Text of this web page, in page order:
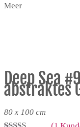
Meer
Deep Sea
abstraktes
80 x 100 cm